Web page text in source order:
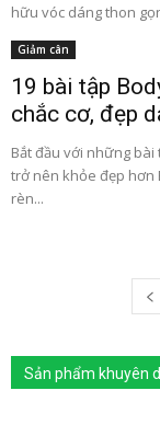
hữu vóc dáng thon
Giảm cân
19 bài tập
chắc cơ, đẹp
Bắt đầu với những
trở nên khỏe đẹp hơn
rèn...
Sản phẩm khuyên